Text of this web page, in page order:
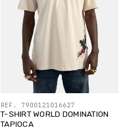
T-SHIRT WORLD DOMINATION
TAPIOCA
REF. 7900121016627